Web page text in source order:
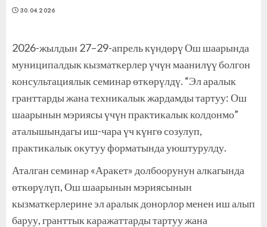
30.04.2026
2026-жылдын 27–29-апрель күндөрү Ош шаарында
муниципалдык кызматкерлер үчүн маанилүү болгон
консультациялык семинар өткөрүлдү. “Эл аралык
гранттарды жана техникалык жардамды тартуу: Ош
шаарынын мэриясы үчүн практикалык колдонмо”
аталышындагы иш-чара үч күнгө созулуп,
практикалык окутуу форматында уюштурулду.
Аталган семинар «Аракет» долбоорунун алкагында
өткөрүлүп, Ош шаарынын мэриясынын
кызматкерлерине эл аралык донорлор менен иш алып
баруу, гранттык каражаттарды тартуу жана